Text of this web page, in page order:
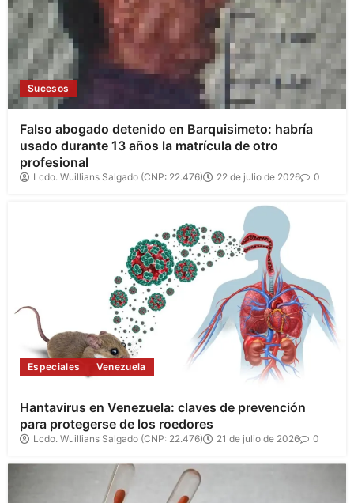
Sucesos
Falso abogado detenido en Barquisimeto: habría
usado durante 13 años la matrícula de otro
profesional
Lcdo. Wuillians Salgado (CNP: 22.476) 22 de julio de 2026 0
Especiales Venezuela
Hantavirus en Venezuela: claves de prevención
para protegerse de los roedores
Lcdo. Wuillians Salgado (CNP: 22.476) 21 de julio de 2026 0